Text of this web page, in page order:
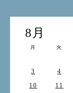
8月
月 火
3
4
10
11